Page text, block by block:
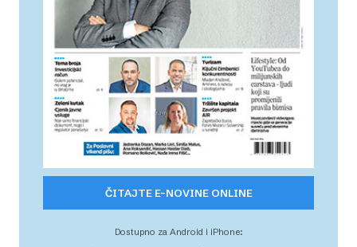
ČITAJTE E-NOVINE ONLINE
Dostupno za Android i iPhone: